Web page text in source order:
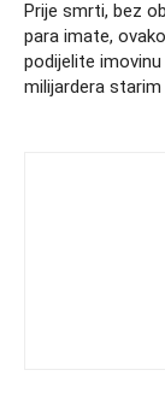
Prije smrti, bez
para imate,
podijelite
milijardera